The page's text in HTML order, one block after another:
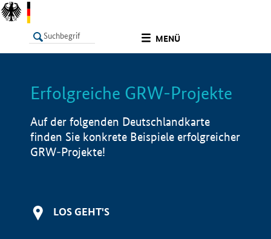
MENÜ
LISTE Info
Erfolgreiche GRW-Projekte
Auf der folgenden Deutschlandkarte
finden Sie konkrete Beispiele erfolgreicher
GRW-Projekte!
LOS GEHT'S